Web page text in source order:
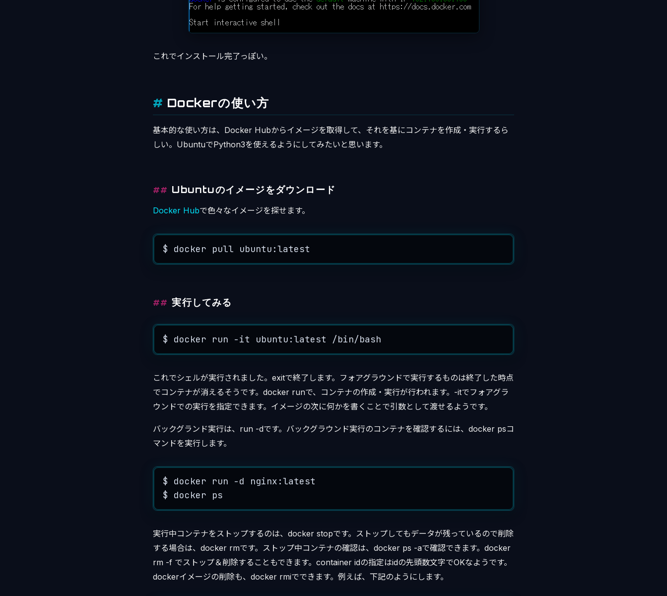
これでインストール完了っぽい。
Dockerの使い方
基本的な使い方は、Docker Hubからイメージを取得して、それを基にコンテナを作成・実行するら
しい。UbuntuでPython3を使えるようにしてみたいと思います。
Ubuntuのイメージをダウンロード
Docker Hubで色々なイメージを探せます。
$ docker pull ubuntu:latest
実行してみる
$ docker run -it ubuntu:latest /bin/bash
これでシェルが実行されました。exitで終了します。フォアグラウンドで実行するものは終了した時点
でコンテナが消えるそうです。docker runで、コンテナの作成・実行が行われます。-itでフォアグラ
ウンドでの実行を指定できます。イメージの次に何かを書くことで引数として渡せるようです。
バックグランド実行は、run -dです。バックグラウンド実行のコンテナを確認するには、docker psコ
マンドを実行します。
$ docker run -d nginx:latest
$
docker ps
実行中コンテナをストップするのは、docker stopです。ストップしてもデータが残っているので削除
する場合は、docker rmです。ストップ中コンテナの確認は、docker ps -aで確認できます。docker
rm -f でストップ＆削除することもできます。container idの指定はidの先頭数文字でOKなようです。
dockerイメージの削除も、docker rmiでできます。例えば、下記のようにします。